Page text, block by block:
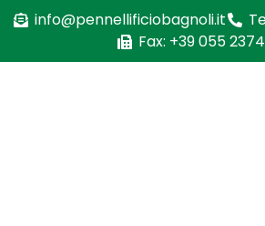
info@pennellificiobagnoli.it
Fax: +39 055